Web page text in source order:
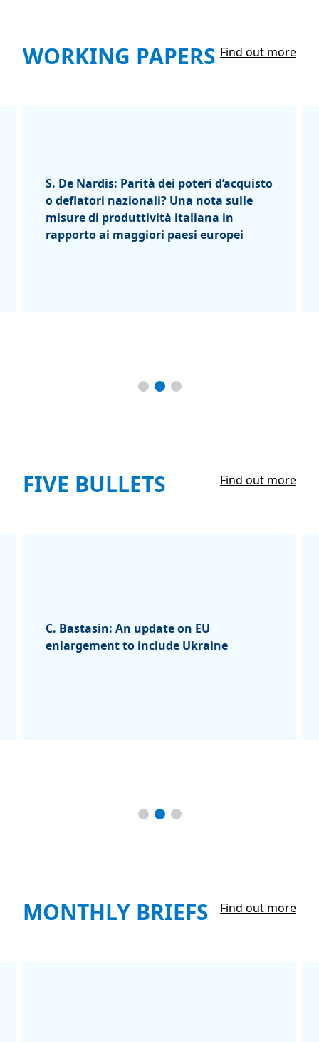
WORKING PAPERS Find out more
S. De Nardis: Parità dei poteri d’acquisto
o deflatori nazionali? Una nota sulle
misure di produttività italiana in
rapporto ai maggiori paesi europei
FIVE BULLETS Find out more
C. Bastasin: An update on EU
enlargement to include Ukraine
MONTHLY BRIEFS Find out more